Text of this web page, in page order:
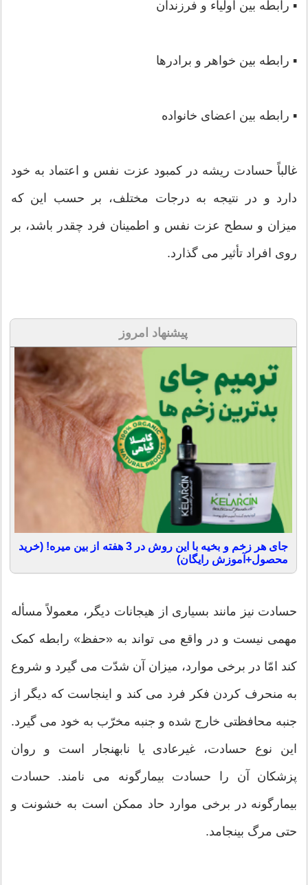
▪ رابطه بین اولیاء و فرزندان
▪ رابطه بین خواهر و برادرها
▪ رابطه بین اعضای خانواده
غالباً حسادت ریشه در کمبود عزت نفس و اعتماد به خود
دارد و در نتیجه به درجات مختلف، بر حسب این که
میزان و سطح عزت نفس و اطمینان فرد چقدر باشد، بر
روی افراد تأثیر می گذارد.
پیشنهاد امروز
جای هر زخم و بخیه با این روش در 3 هفته از بین میره! (خرید
محصول+آموزش رایگان)
حسادت نیز مانند بسیاری از هیجانات دیگر، معمولاً مسأله
مهمی نیست و در واقع می تواند به «حفظ» رابطه کمک
کند امّا در برخی موارد، میزان آن شدّت می گیرد و شروع
به منحرف کردن فکر فرد می کند و اینجاست که دیگر از
جنبه محافظتی خارج شده و جنبه مخرّب به خود می گیرد.
این نوع حسادت، غیرعادی یا نابهنجار است و روان
پزشکان آن را حسادت بیمارگونه می نامند. حسادت
بیمارگونه در برخی موارد حاد ممکن است به خشونت و
حتی مرگ بینجامد.